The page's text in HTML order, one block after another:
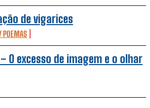
de vigarices
POEMAS
O excesso de imagem e o olhar